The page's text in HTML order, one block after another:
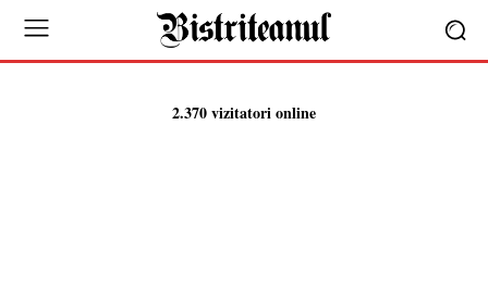
2.370 vizitatori online